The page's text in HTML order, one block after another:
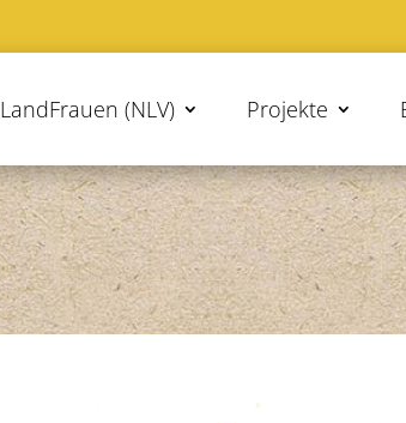
LandFrauen (NLV) Projekte